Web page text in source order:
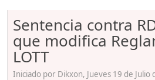
Sentencia contra
que modifica
LOTT
Iniciado por Dikxon, Jueves 19 de Julio